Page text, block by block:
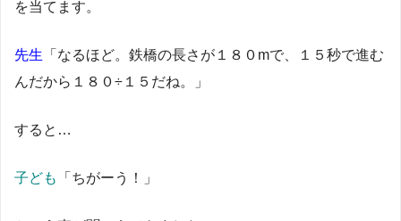
を当てます。
先生 「なるほど。鉄橋の長さが１８０mで、１５秒で進む
んだから１８０÷１５だね。」
すると…
子ども 「ちがーう！」